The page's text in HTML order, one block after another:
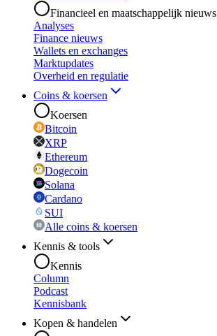
Financieel en maatschappelijk nieuws
Analyses
Finance nieuws
Wallets en exchanges
Marktupdates
Overheid en regulatie
Coins & koersen
Koersen
Bitcoin
XRP
Ethereum
Dogecoin
Solana
Cardano
SUI
Alle coins & koersen
Kennis & tools
Kennis
Column
Podcast
Kennisbank
Kopen & handelen